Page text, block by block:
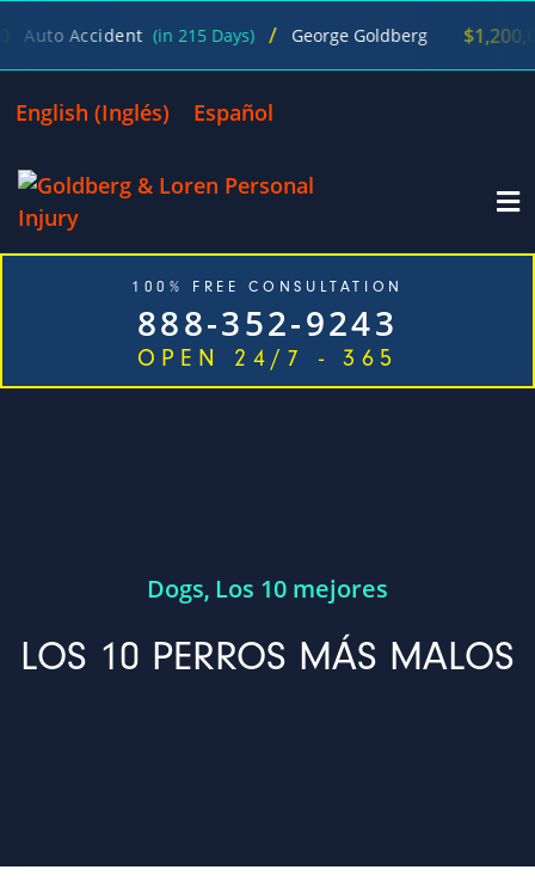
(in 215 Days) / George Goldberg $1,200,000
English (Inglés) Español
100% FREE CONSULTATION
888-352-9243
OPEN 24/7 - 365
Dogs, Los 10 mejores
LOS 10 PERROS MÁS MALOS